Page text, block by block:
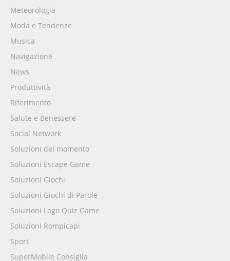
Meteorologia
Moda e Tendenze
Musica
Navigazione
News
Produttività
Riferimento
Salute e Benessere
Social Network
Soluzioni del momento
Soluzioni Escape Game
Soluzioni Giochi
Soluzioni Giochi di Parole
Soluzioni Logo Quiz Game
Soluzioni Rompicapi
Sport
SuperMobile Consiglia